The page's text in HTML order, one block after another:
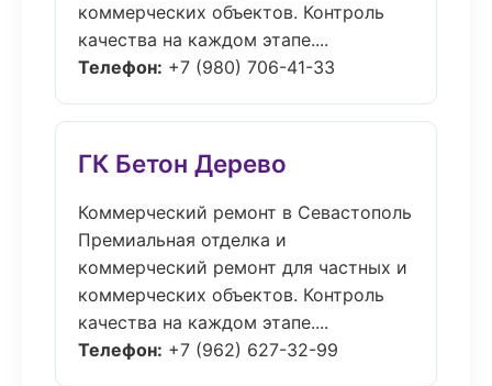
коммерческих объектов. Контроль
качества на каждом этапе....
Телефон: +7 (980) 706-41-33
ГК Бетон Дерево
Коммерческий ремонт в Севастополь
Премиальная отделка и
коммерческий ремонт для частных и
коммерческих объектов. Контроль
качества на каждом этапе....
Телефон: +7 (962) 627-32-99